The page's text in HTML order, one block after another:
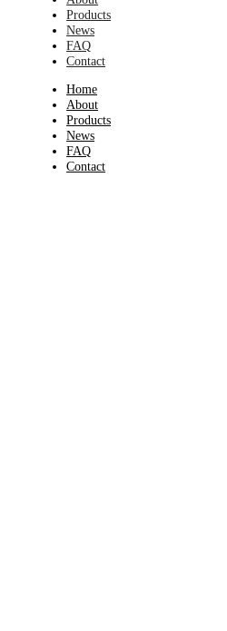
Products
News
FAQ
Contact
Home
About
Products
News
FAQ
Contact